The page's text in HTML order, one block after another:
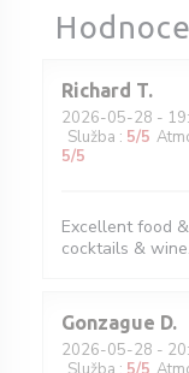
Richard T
2026-05-28 -
Služba : 5/5
5/5
Excellent food
cocktails &
Gonzague D
2026-05-28 -